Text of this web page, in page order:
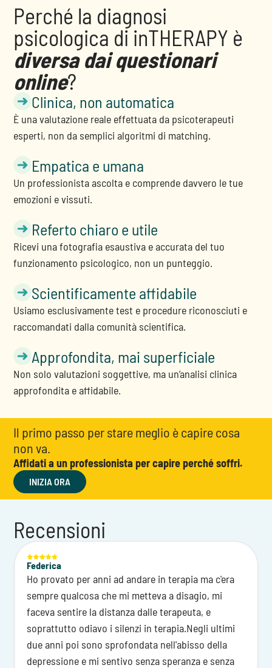
Perché la diagnosi
psicologica di inTHERAPY è
diversa dai questionari
online?
Clinica, non automatica
È una valutazione reale effettuata da psicoterapeuti
esperti, non da semplici algoritmi di matching.
Empatica e umana
Un professionista ascolta e comprende davvero le tue
emozioni e vissuti.
Referto chiaro e utile
Ricevi una fotografia esaustiva e accurata del tuo
funzionamento psicologico, non un punteggio.
Scientificamente affidabile
Usiamo esclusivamente test e procedure riconosciuti e
raccomandati dalla comunità scientifica.
Approfondita, mai superficiale
Non solo valutazioni soggettive, ma un’analisi clinica
approfondita e affidabile.
Il primo passo per stare meglio è capire cosa
non va.
Affidati a un professionista per capire perché soffri.
INIZIA ORA
Recensioni
Federica
Ho provato per anni ad andare in terapia ma c'era
sempre qualcosa che mi metteva a disagio, mi
faceva sentire la distanza dalle terapeuta, e
soprattutto odiavo i silenzi in terapia.Negli ultimi
due anni poi sono sprofondata nell'abisso della
depressione e mi sentivo senza speranza e senza